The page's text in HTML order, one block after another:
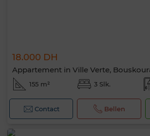
18.000 DH
Appartement in Ville Verte,
155 m² 3 Slk.
Contact Bellen